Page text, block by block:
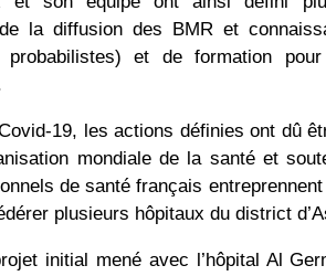
la diffusion des BMR et
probabilistes) et de formation
19, les actions définies ont dû
mondiale de la santé et
de santé français
plusieurs hôpitaux du district
initial mené avec l’hôpital Al